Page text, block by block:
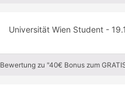
Universität Wien Student -
Bewertung zu "40€ Bonus zum